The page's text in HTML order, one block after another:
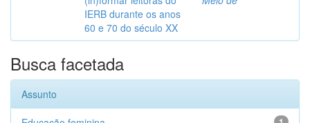
IERB durante os anos
60 e 70 do século XX
Busca facetada
Assunto